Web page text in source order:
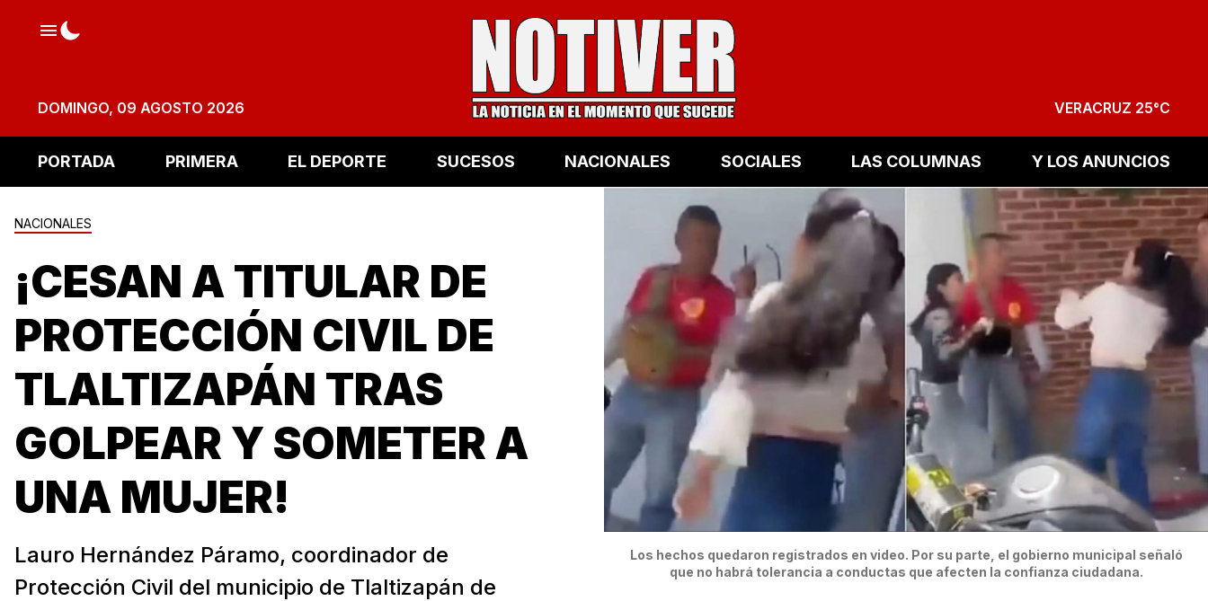
DOMINGO, 09 AGOSTO 2026 VERACRUZ 25°C
PORTADA PRIMERA EL DEPORTE SUCESOS NACIONALES SOCIALES LAS COLUMNAS Y LOS ANUNCIOS
NACIONALES
¡CESAN A TITULAR DE
PROTECCIÓN CIVIL DE
TLALTIZAPÁN TRAS
GOLPEAR Y SOMETER A
UNA MUJER!
Lauro Hernández Páramo, coordinador de
Protección Civil del municipio de Tlaltizapán de
Los hechos quedaron registrados en video. Por su parte, el gobierno municipal señaló
que no habrá tolerancia a conductas que afecten la confianza ciudadana.